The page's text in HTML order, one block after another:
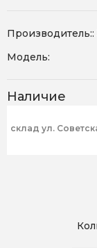
Производитель::
Модель:
Наличие
склад ул.